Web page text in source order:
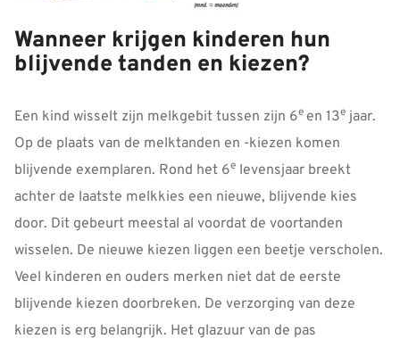
Wanneer krijgen kinderen hun
blijvende tanden en kiezen?
Een kind wisselt zijn melkgebit tussen zijn 6e en 13e jaar.
Op de plaats van de melktanden en -kiezen komen
blijvende exemplaren. Rond het 6e levensjaar breekt
achter de laatste melkkies een nieuwe, blijvende kies
door. Dit gebeurt meestal al voordat de voortanden
wisselen. De nieuwe kiezen liggen een beetje verscholen.
Veel kinderen en ouders merken niet dat de eerste
blijvende kiezen doorbreken. De verzorging van deze
kiezen is erg belangrijk. Het glazuur van de pas